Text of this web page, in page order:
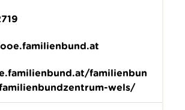
familienbun
wels/